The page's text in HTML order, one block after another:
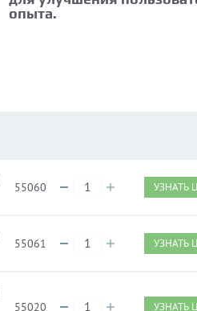
опыта.
55060 УЗНАТЬ
55061 УЗНАТЬ
55020 УЗНАТЬ